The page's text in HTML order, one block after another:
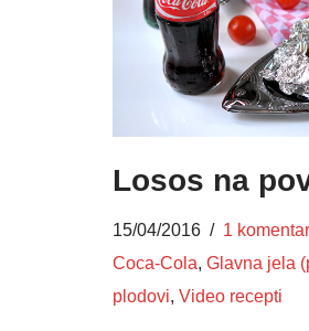
Losos na
15/04/2016
1 komentar
Coca-Cola, Glavna jela
plodovi, Video recepti